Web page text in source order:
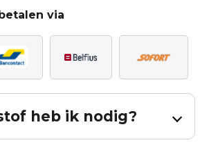
via
heb ik nodig?